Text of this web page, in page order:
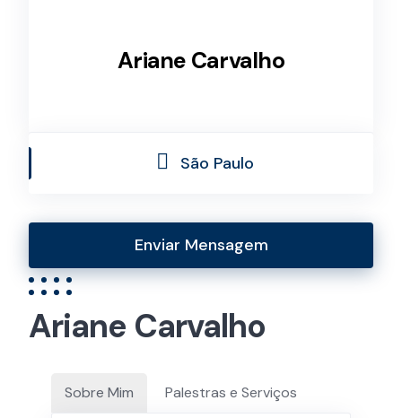
Ariane Carvalho
São Paulo
Enviar Mensagem
Ariane Carvalho
Sobre Mim Palestras e Serviços